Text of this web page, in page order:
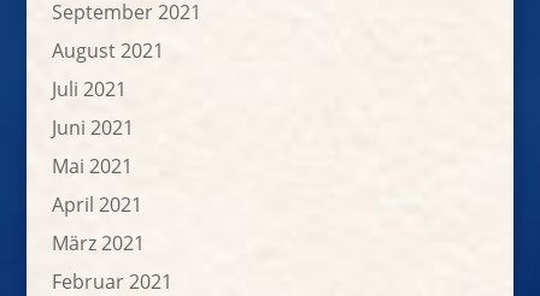
September 2021
August 2021
Juli 2021
Juni 2021
Mai 2021
April 2021
März 2021
Februar 2021